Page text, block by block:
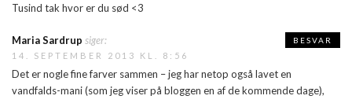
Tusind tak hvor er du sød <3
Maria Sardrup siger:
14. SEPTEMBER 2013 KL. 8:56
Det er nogle fine farver sammen – jeg har netop også lavet en
vandfalds-mani (som jeg viser på bloggen en af de kommende dage),
BESVAR